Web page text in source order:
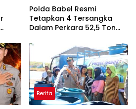
Polda Babel Resmi
Tetapkan 4 Tersangka
Dalam Perkara 52,5 Ton
Belitung
Berita